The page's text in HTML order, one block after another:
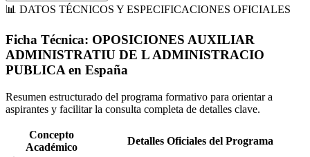
📊 DATOS TÉCNICOS Y ESPECIFICACIONES OFICIALES
Ficha Técnica: OPOSICIONES AUXILIAR
ADMINISTRATIU DE L ADMINISTRACIO
PUBLICAen España
Resumen estructurado del programa formativo para orientar a
aspirantes y facilitar la consulta completa de detalles clave.
Concepto
Académico
Detalles Oficiales del Programa